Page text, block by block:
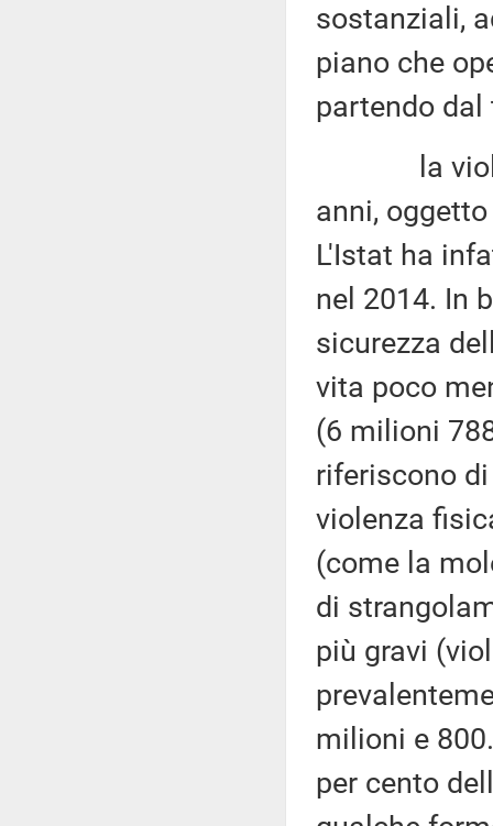
sostanziali,
piano che
partendo
la
anni,
L'Istat ha
nel 2014. In
sicurezza
vita poco
(6 milioni
riferiscono
violenza
(come la
di
più gravi
milioni e
per cento